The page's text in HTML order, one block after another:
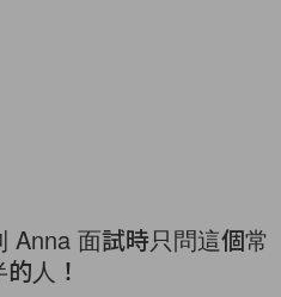
Anna 面試時只問這個常
人！